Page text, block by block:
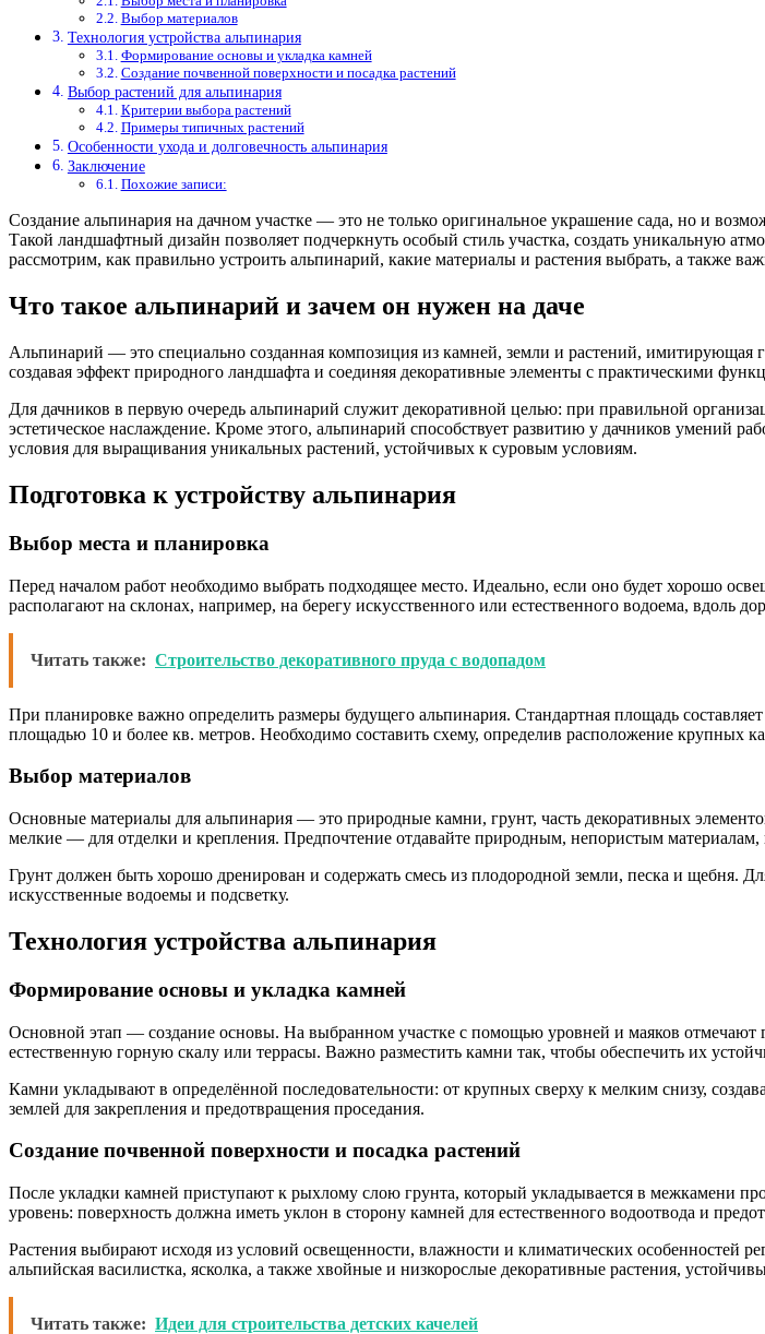
Выбор материалов
Технология устройства альпинария
Формирование основы и укладка камней
Создание почвенной поверхности и посадка растений
Выбор растений для альпинария
Критерии выбора растений
Примеры типичных растений
Особенности ухода и долговечность альпинария
Заключение
Похожие записи:
Создание альпинария на дачном участке — это не только оригинальное украшение сада, но и
Такой ландшафтный дизайн позволяет подчеркнуть особый стиль участка, создать уникальную
рассмотрим, как правильно устроить альпинарий, какие материалы и растения выбрать, а также
Что такое альпинарий и зачем он нужен на даче
Альпинарий — это специально созданная композиция из камней, земли и растений, имитирующая
создавая эффект природного ландшафта и соединяя декоративные элементы с практическими
Для дачников в первую очередь альпинарий служит декоративной целью: при правильной
эстетическое наслаждение. Кроме этого, альпинарий способствует развитию у дачников умений
условия для выращивания уникальных растений, устойчивых к суровым условиям.
Подготовка к устройству альпинария
Выбор места и планировка
Перед началом работ необходимо выбрать подходящее место. Идеально, если оно будет хорошо
располагают на склонах, например, на берегу искусственного или естественного водоема, вдоль
Читать также: Строительство декоративного пруда с водопадом
При планировке важно определить размеры будущего альпинария. Стандартная площадь
площадью 10 и более кв. метров. Необходимо составить схему, определив расположение крупных
Выбор материалов
Основные материалы для альпинария — это природные камни, грунт, часть декоративных
мелкие — для отделки и крепления. Предпочтение отдавайте природным, непористым
Грунт должен быть хорошо дренирован и содержать смесь из плодородной земли, песка и щебня.
искусственные водоемы и подсветку.
Технология устройства альпинария
Формирование основы и укладка камней
Основной этап — создание основы. На выбранном участке с помощью уровней и маяков
естественную горную скалу или террасы. Важно разместить камни так, чтобы обеспечить их
Камни укладывают в определённой последовательности: от крупных сверху к мелким снизу,
землей для закрепления и предотвращения проседания.
Создание почвенной поверхности и посадка растений
После укладки камней приступают к рыхлому слою грунта, который укладывается в межкамени
уровень: поверхность должна иметь уклон в сторону камней для естественного водоотвода и
Растения выбирают исходя из условий освещенности, влажности и климатических особенностей
альпийская василистка, ясколка, а также хвойные и низкорослые декоративные растения,
Читать также: Идеи для строительства детских качелей